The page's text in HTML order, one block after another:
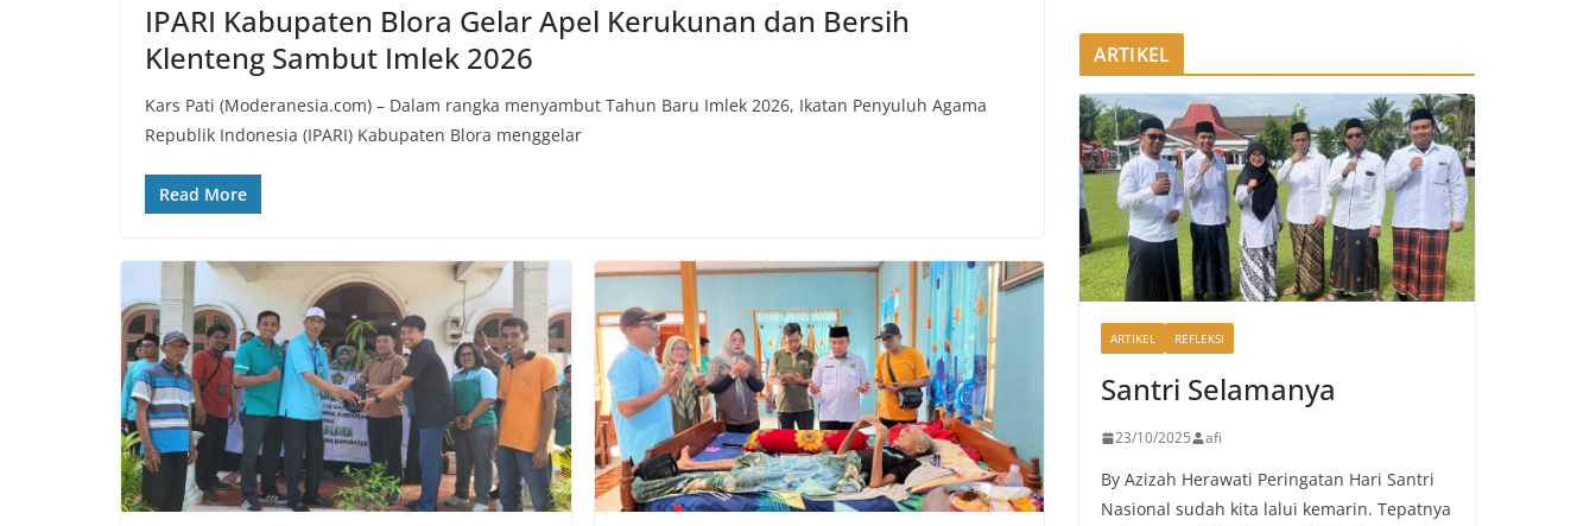
IPARI Kabupaten Blora Gelar Apel Kerukunan dan Bersih
Klenteng Sambut Imlek 2026
Kars Pati (Moderanesia.com) – Dalam rangka menyambut Tahun Baru Imlek 2026, Ikatan Penyuluh Agama
Republik Indonesia (IPARI) Kabupaten Blora menggelar
Read More
ARTIKEL
ARTIKEL REFLEKSI
Santri Selamanya
23/10/2025 afi
By Azizah Herawati Peringatan Hari Santri
Nasional sudah kita lalui kemarin. Tepatnya